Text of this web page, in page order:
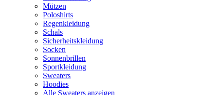
Mützen
Poloshirts
Regenkleidung
Schals
Sicherheitskleidung
Socken
Sonnenbrillen
Sportkleidung
Sweaters
Hoodies
Alle Sweaters anzeigen